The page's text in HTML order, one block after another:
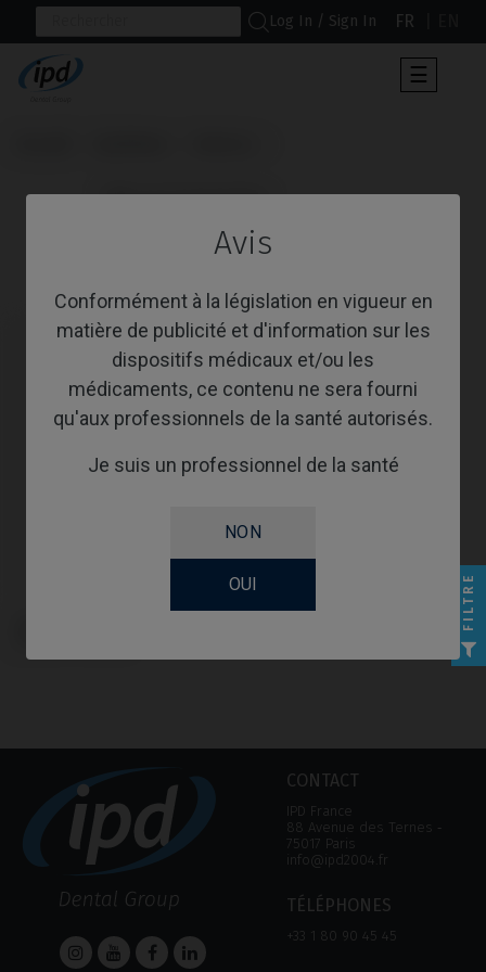
Avis
Conformément à la législation en vigueur en
matière de publicité et d'information sur les
dispositifs médicaux et/ou les
médicaments, ce contenu ne sera fourni
qu'aux professionnels de la santé autorisés.
Je suis un professionnel de la santé
NON
OUI
Log In / Sign In FR
Toggle
☰
                      Pilier de Cicatrisation
CONTACT
IPD France
88 Avenue des Ternes ‑
75017 Paris
info@ipd2004.fr
TÉLÉPHONES
+33 1 80 90 45 45
FILTRE